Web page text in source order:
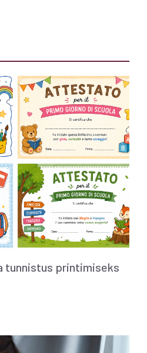
tunnistus printimiseks